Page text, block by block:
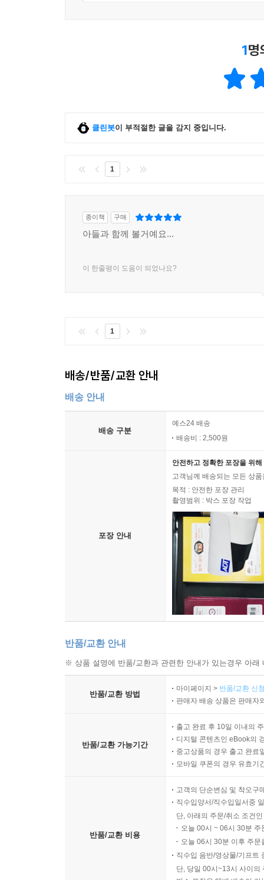
1명
클린봇이 부적절한 글을 감지 중입니다.
1
종이책 구매
아들과 함께 볼거예요...
이 한줄평이 도움이 되었나요?
1
배송/반품/교환 안내
배송 안내
배송 구분
예스24 배송
배송비 : 2,500원
포장 안내
안전하고 정확한 포장을 위
고객님께 배송되는 모든 상
목적 : 안전한 포장 관리
촬영범위 : 박스 포장 작업
반품/교환 안내
※ 상품 설명에 반품/교환과 관련한 안내가 있는경우 아
반품/교환 방법
마이페이지 > 반품/교환 신
판매자 배송 상품은 판매자
반품/교환 가능기간
출고 완료 후 10일 이내의
디지털 콘텐츠인 eBook의
중고상품의 경우 출고 완료
모바일 쿠폰의 경우 유효기
반품/교환 비용
고객의 단순변심 및 착오구
직수입양서/직수입일서중
단, 아래의 주문/취소 조건
오늘 00시 ~ 06시 30분
오늘 06시 30분 이후 주
직수입 음반/영상물/기프트
단, 당일 00시~13시 사이의